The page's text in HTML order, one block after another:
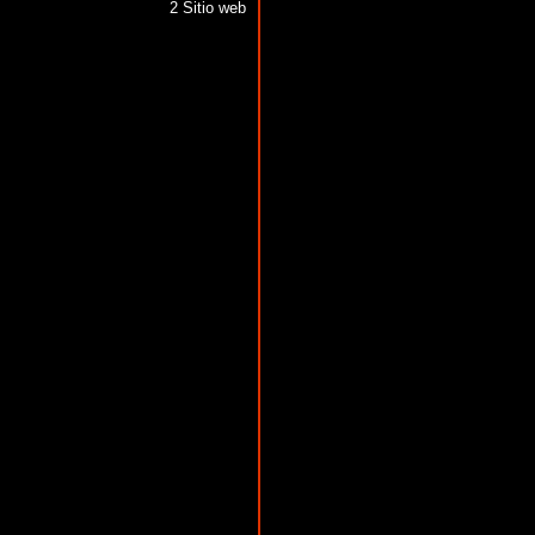
2 Sitio web